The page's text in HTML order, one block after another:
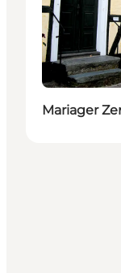
Mariager